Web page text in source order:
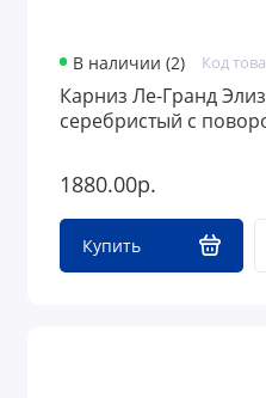
В наличии (2) Код
Карниз Ле-Гранд
серебристый с
1880.00р.
Купить